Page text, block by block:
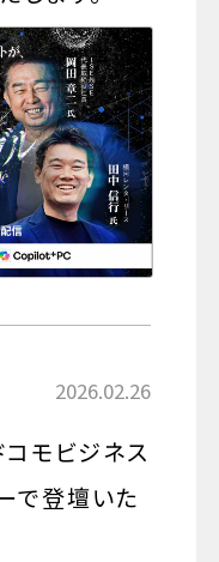
2026.02.26
モビジネス
で登壇いた